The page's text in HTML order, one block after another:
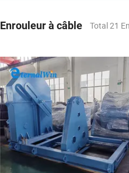
Enrouleur à câble Total 21